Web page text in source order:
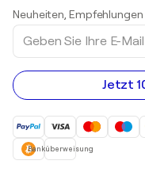
Acrylgemälde
Neuheiten,
Geben
Sie
Ihre
E-
Mail-
Adresse
Jetzt
Banküberweisung